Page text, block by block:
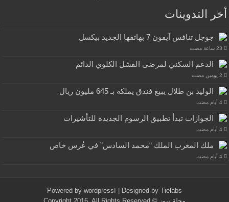
أخر التدوينات
جوجل تنافس آيفون 7 بهاتفها الجديد بيكسل
الدعم السكني لمرضى الفشل الكلوي الدائم
الوليد بن طلال يبيع فندق يملكه بـ 645 مليون ريال
الجوازات تبدأ تطبيق الرسوم الجديدة للتأشيرات
ملك المغرب الملك “محمد السادس” في عُرس خاص
Powered by wordpress! | Designed by Tielabs